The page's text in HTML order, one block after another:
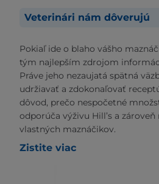
Veterinári nám dôverujú
Pokiaľ ide o blaho vášho
tým najlepším zdrojom
Práve jeho nezaujatá spätná
udržiavať a zdokonaľovať
dôvod, prečo nespočetné
odporúča výživu Hill’s a
vlastných maznáčikov.
Zistite viac